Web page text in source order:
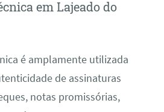
em Lajeado do
é amplamente utilizada
de assinaturas
notas promissórias,